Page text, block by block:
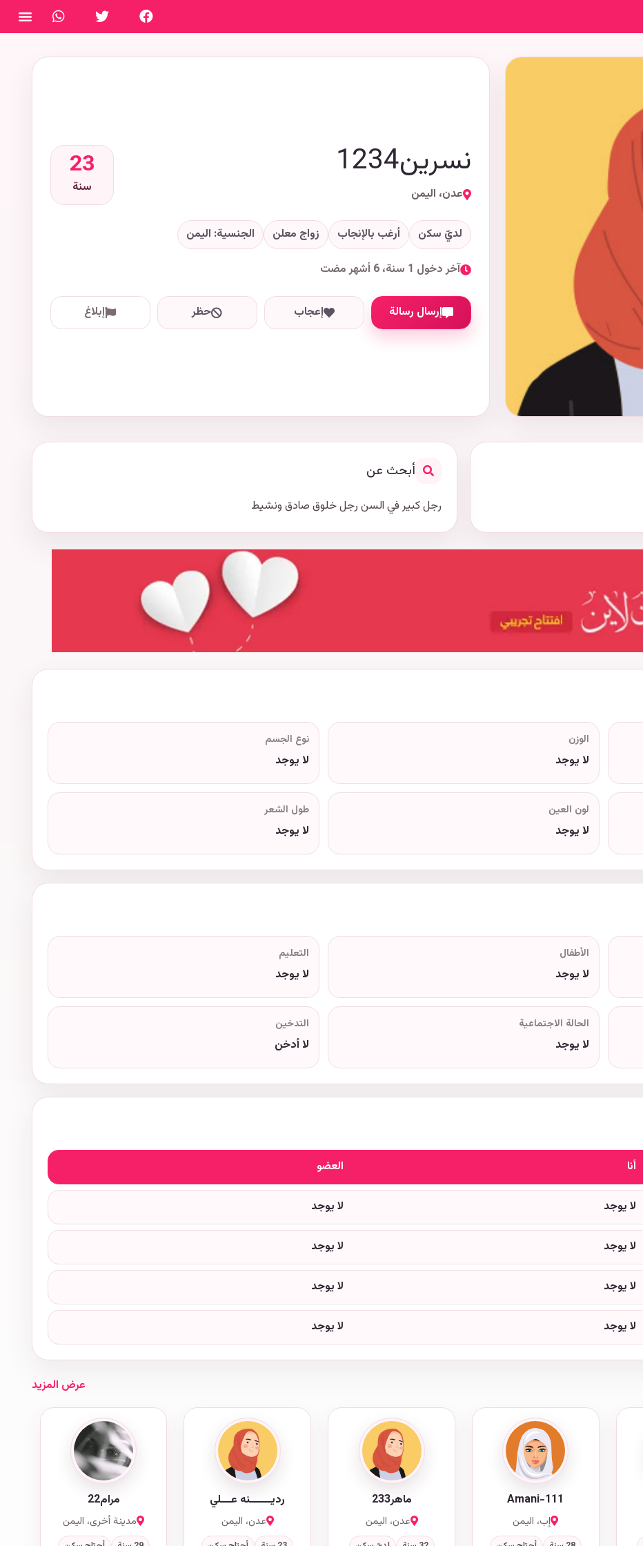
فتح
نسرين1234
عدن، اليمن
23
سنة
لديّ سكن أرغب بالإنجاب زواج معلن الجنسية: اليمن
آخر دخول 1 سنة، 6 أشهر مضت
إرسال رسالة إعجاب حظر إبلاغ
أبحث عن
رجل كبير في السن رجل خلوق صادق ونشيط
الوزن
لا يوجد
نوع الجسم
لا يوجد
لون العين
لا يوجد
طول الشعر
لا يوجد
الأطفال
لا يوجد
التعليم
لا يوجد
الحالة الاجتماعية
لا يوجد
التدخين
لا أدخن
أنا العضو
لا يوجد لا يوجد
لا يوجد لا يوجد
لا يوجد لا يوجد
لا يوجد لا يوجد
عرض المزيد
Amani-111
إب، اليمن
ماهر233
عدن، اليمن
رديــــــنه عـــلي
عدن، اليمن
مرام22
مدينة أخرى، اليمن